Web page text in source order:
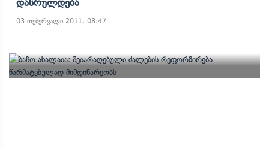
Დასრულდება
03 თებერვალი 2011, 08:47